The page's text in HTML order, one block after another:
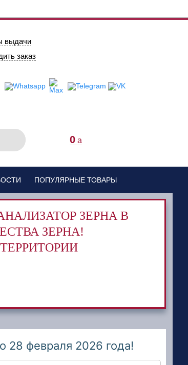
выдачи
заказ
0 a
ПОПУЛЯРНЫЕ ТОВАРЫ
ЗЕРНА В
ЗЕРНА!
февраля 2026 года!